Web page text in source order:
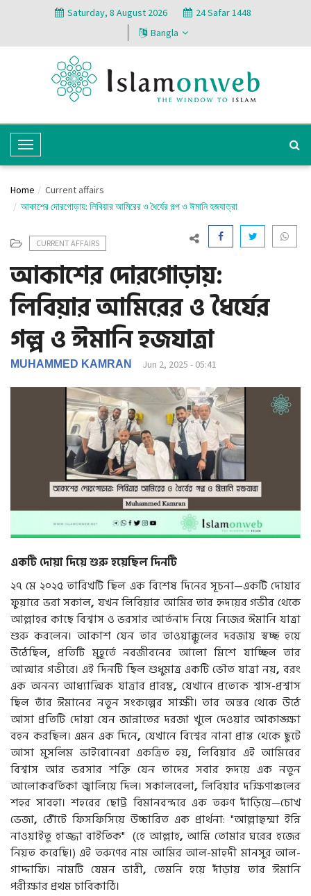
Saturday, 8 August 2026
24 Safar 1448
Bangla
T
o
g
l
N
a
v
i
a
t
i
Home
Current affairs
আকাশের দোরগোড়ায়: লিবিয়ার আমিরের ও ধৈর্যের গল্প ও ঈমানি হজযাত্রা
CURRENT AFFAIRS
আকাশের দোরগোড়ায়:
লিবিয়ার আমিরের ও ধৈর্যের
গল্প ও ঈমানি হজযাত্রা
MUHAMMED KAMRAN Jun 2, 2025 - 05:41
একটি দোয়া দিয়ে শুরু হয়েছিল দিনটি
২৭ মে ২০২৫ তারিখটি ছিল এক বিশেষ দিনের সূচনা—একটি দোয়ার
ফুয়ারে ভরা সকাল, যখন লিবিয়ার আমির তার হৃদয়ের গভীর থেকে
আল্লাহর কাছে বিশ্বাস ও ভরসার আর্তনাদ নিয়ে নিজের ঈমানি যাত্রা
শুরু করলেন। আকাশ যেন তার তাওয়াক্কুলের দরজায় স্বচ্ছ হয়ে
উঠেছিল,প্রতিটি মুহূর্তে নবজীবনের আলো মিশে যাচ্ছিল তার
আত্মার গভীরে। এই দিনটি ছিল শুধুমাত্র একটি ভৌত যাত্রা নয়, বরং
এক অনন্য আধ্যাত্মিক যাত্রার প্রারম্ভ, যেখানে প্রত্যেক শ্বাস-প্রশ্বাস
ছিল তাঁর ঈমানের নতুন সংকল্পের সাক্ষী। তার অন্তর থেকে উঠে
আসা প্রতিটি দোয়া যেন জান্নাতের দরজা খুলে দেওয়ার আকাঙ্ক্ষা
বহন করছিল। এমন এক দিনে, যেখানে বিশ্বের নানা প্রান্ত থেকে ছুটে
আসা মুসলিম ভাইবোনেরা একত্রিত হয়,লিবিয়ার এই আমিরের
বিশ্বাস আর ভরসার শক্তি যেন তাদের সবার হৃদয়ে এক নতুন
আলোকবর্তিকা জ্বালিয়ে দিল। সকালবেলা, লিবিয়ার দক্ষিণাঞ্চলের
শহর সাবহা। শহরের ছোট্ট বিমানবন্দরে এক তরুণ দাঁড়িয়ে—চোখ
ভেজা, ঠোঁটে ফিসফিসিয়ে উচ্চারিত এক প্রার্থনা: "আল্লাহুম্মা ইন্নি
নাওয়াইতু হাজ্জা বাইতিক" (হে আল্লাহ,আমি তোমার ঘরের হজের
নিয়ত করেছি।) এই তরুণের নাম আমির আল-মাহদী মানসুর আল-
গাদ্দাফি। নামটি যেমন ভারী, তেমনি হয়ে দাঁড়ায় তার ঈমানি
পরীক্ষার প্রথম চাবিকাঠি।